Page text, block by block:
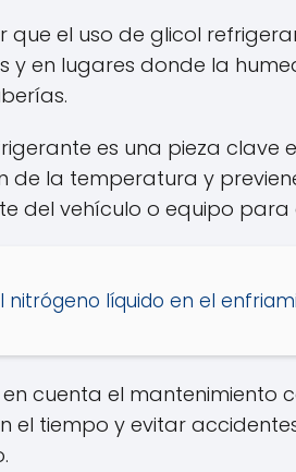
el uso de glicol
y en lugares donde la
es una pieza
la temperatura y
del vehículo o equipo
nitrógeno líquido en el
en cuenta el
el tiempo y evitar